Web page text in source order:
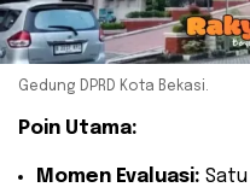
Gedung DPRD Kota Bekasi.
Poin Utama:
Momen Evaluasi: